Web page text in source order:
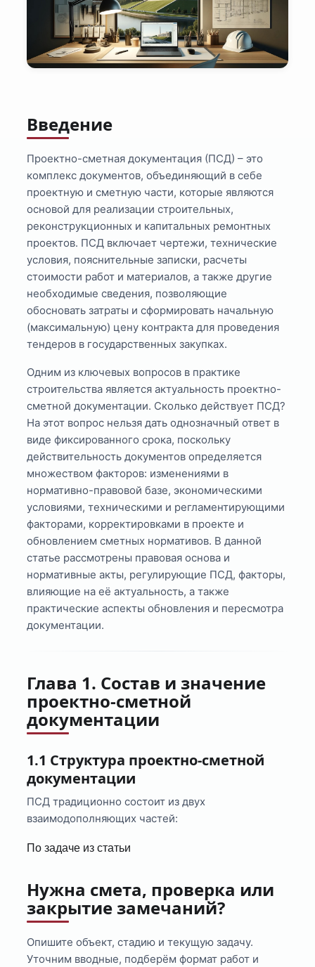
Введение
Проектно-сметная документация (ПСД) – это
комплекс документов, объединяющий в себе
проектную и сметную части, которые являются
основой для реализации строительных,
реконструкционных и капитальных ремонтных
проектов. ПСД включает чертежи, технические
условия, пояснительные записки, расчеты
стоимости работ и материалов, а также другие
необходимые сведения, позволяющие
обосновать затраты и сформировать начальную
(максимальную) цену контракта для проведения
тендеров в государственных закупках.
Одним из ключевых вопросов в практике
строительства является актуальность проектно-
сметной документации. Сколько действует ПСД?
На этот вопрос нельзя дать однозначный ответ в
виде фиксированного срока, поскольку
действительность документов определяется
множеством факторов: изменениями в
нормативно-правовой базе, экономическими
условиями, техническими и регламентирующими
факторами, корректировками в проекте и
обновлением сметных нормативов. В данной
статье рассмотрены правовая основа и
нормативные акты, регулирующие ПСД, факторы,
влияющие на её актуальность, а также
практические аспекты обновления и пересмотра
документации.
Глава 1. Состав и значение
проектно-сметной
документации
1.1 Структура проектно-сметной
документации
ПСД традиционно состоит из двух
взаимодополняющих частей:
По задаче из статьи
Нужна смета, проверка или
закрытие замечаний?
Опишите объект, стадию и текущую задачу.
Уточним вводные, подберём формат работ и